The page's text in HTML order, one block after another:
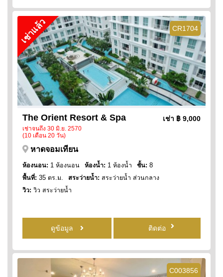
CR1704
เช่าแล้ว
The Orient Resort & Spa
เช่าจนถึง 30 มิ.ย. 2570
(10 เดือน 20 วัน)
เช่า ฿ 9,000
หาดจอมเทียน
ห้องนอน: 1 ห้องนอน ห้องน้ำ: 1 ห้องน้ำ ชั้น: 8
พื้นที่: 35 ตร.ม. สระว่ายน้ำ: สระว่ายน้ำ ส่วนกลาง
วิว: วิว สระว่ายน้ำ
ดูข้อมูล ติดต่อ
C003856